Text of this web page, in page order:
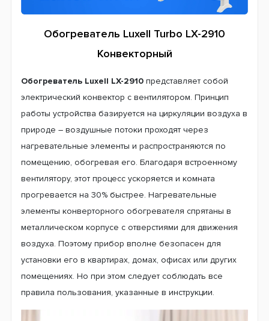
Обогреватель Luxell Turbo LX-2910
Конвекторный
Обогреватель Luxell LX-2910 представляет собой
электрический конвектор с вентилятором. Принцип
работы устройства базируется на циркуляции воздуха в
природе – воздушные потоки проходят через
нагревательные элементы и распространяются по
помещению, обогревая его. Благодаря встроенному
вентилятору, этот процесс ускоряется и комната
прогревается на 30% быстрее. Нагревательные
элементы конверторного обогревателя спрятаны в
металлическом корпусе с отверстиями для движения
воздуха. Поэтому прибор вполне безопасен для
установки его в квартирах, домах, офисах или других
помещениях. Но при этом следует соблюдать все
правила пользования, указанные в инструкции.